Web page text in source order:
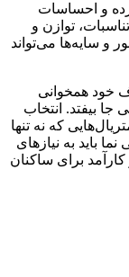
و احساسات
توازن و
و سایه‌ها می‌تواند
خود همخوانی
بیفتد. انتخاب
که نه تنها
باید به نیازهای
برای ساکنان